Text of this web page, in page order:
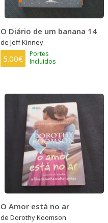
O Diário de um banana 14
de Jeff Kinney
5.00€
Portes
Incluídos
O Amor está no ar
de Dorothy Koomson